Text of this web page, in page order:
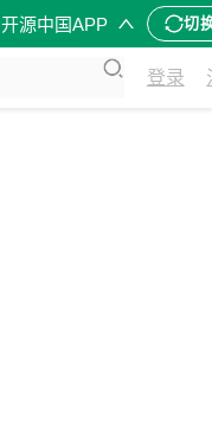
开源中国APP 切
登录